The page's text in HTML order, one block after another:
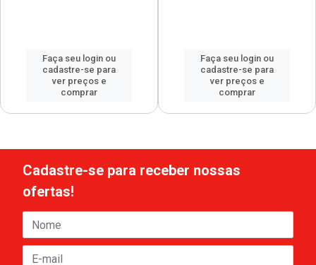
Faça seu login ou
cadastre-se para
ver preços e
comprar
Faça seu login ou
cadastre-se para
ver preços e
comprar
Cadastre-se para receber nossas
ofertas!